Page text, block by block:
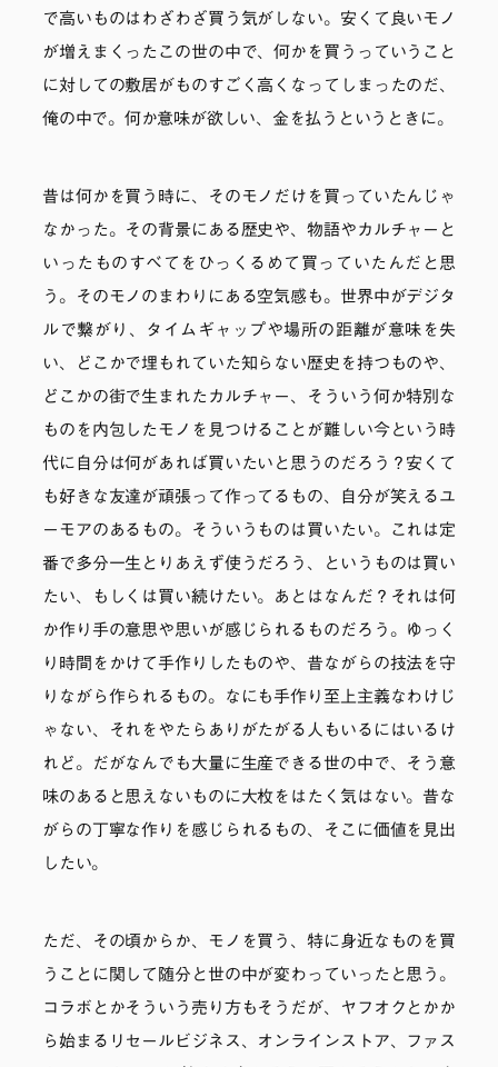
で高いものはわざわざ買う気がしない。安くて良いモノ
が増えまくったこの世の中で、何かを買うっていうこと
に対しての敷居がものすごく高くなってしまったのだ、
俺の中で。何か意味が欲しい、金を払うというときに。
昔は何かを買う時に、そのモノだけを買っていたんじゃ
なかった。その背景にある歴史や、物語やカルチャーと
いったものすべてをひっくるめて買っていたんだと思
う。そのモノのまわりにある空気感も。世界中がデジタ
ルで繋がり、タイムギャップや場所の距離が意味を失
い、どこかで埋もれていた知らない歴史を持つものや、
どこかの街で生まれたカルチャー、そういう何か特別な
ものを内包したモノを見つけることが難しい今という時
代に自分は何があれば買いたいと思うのだろう？安くて
も好きな友達が頑張って作ってるもの、自分が笑えるユ
ーモアのあるもの。そういうものは買いたい。これは定
番で多分一生とりあえず使うだろう、というものは買い
たい、もしくは買い続けたい。あとはなんだ？それは何
か作り手の意思や思いが感じられるものだろう。ゆっく
り時間をかけて手作りしたものや、昔ながらの技法を守
りながら作られるもの。なにも手作り至上主義なわけじ
ゃない、それをやたらありがたがる人もいるにはいるけ
れど。だがなんでも大量に生産できる世の中で、そう意
味のあると思えないものに大枚をはたく気はない。昔な
がらの丁寧な作りを感じられるもの、そこに価値を見出
したい。
ただ、その頃からか、モノを買う、特に身近なものを買
うことに関して随分と世の中が変わっていったと思う。
コラボとかそういう売り方もそうだが、ヤフオクとかか
ら始まるリセールビジネス、オンラインストア、ファス